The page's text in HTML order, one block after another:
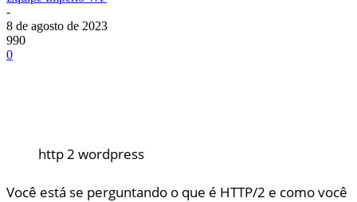
-
8 de agosto de 2023
990
0
http 2 wordpress
Você está se perguntando o que é HTTP/2 e como você